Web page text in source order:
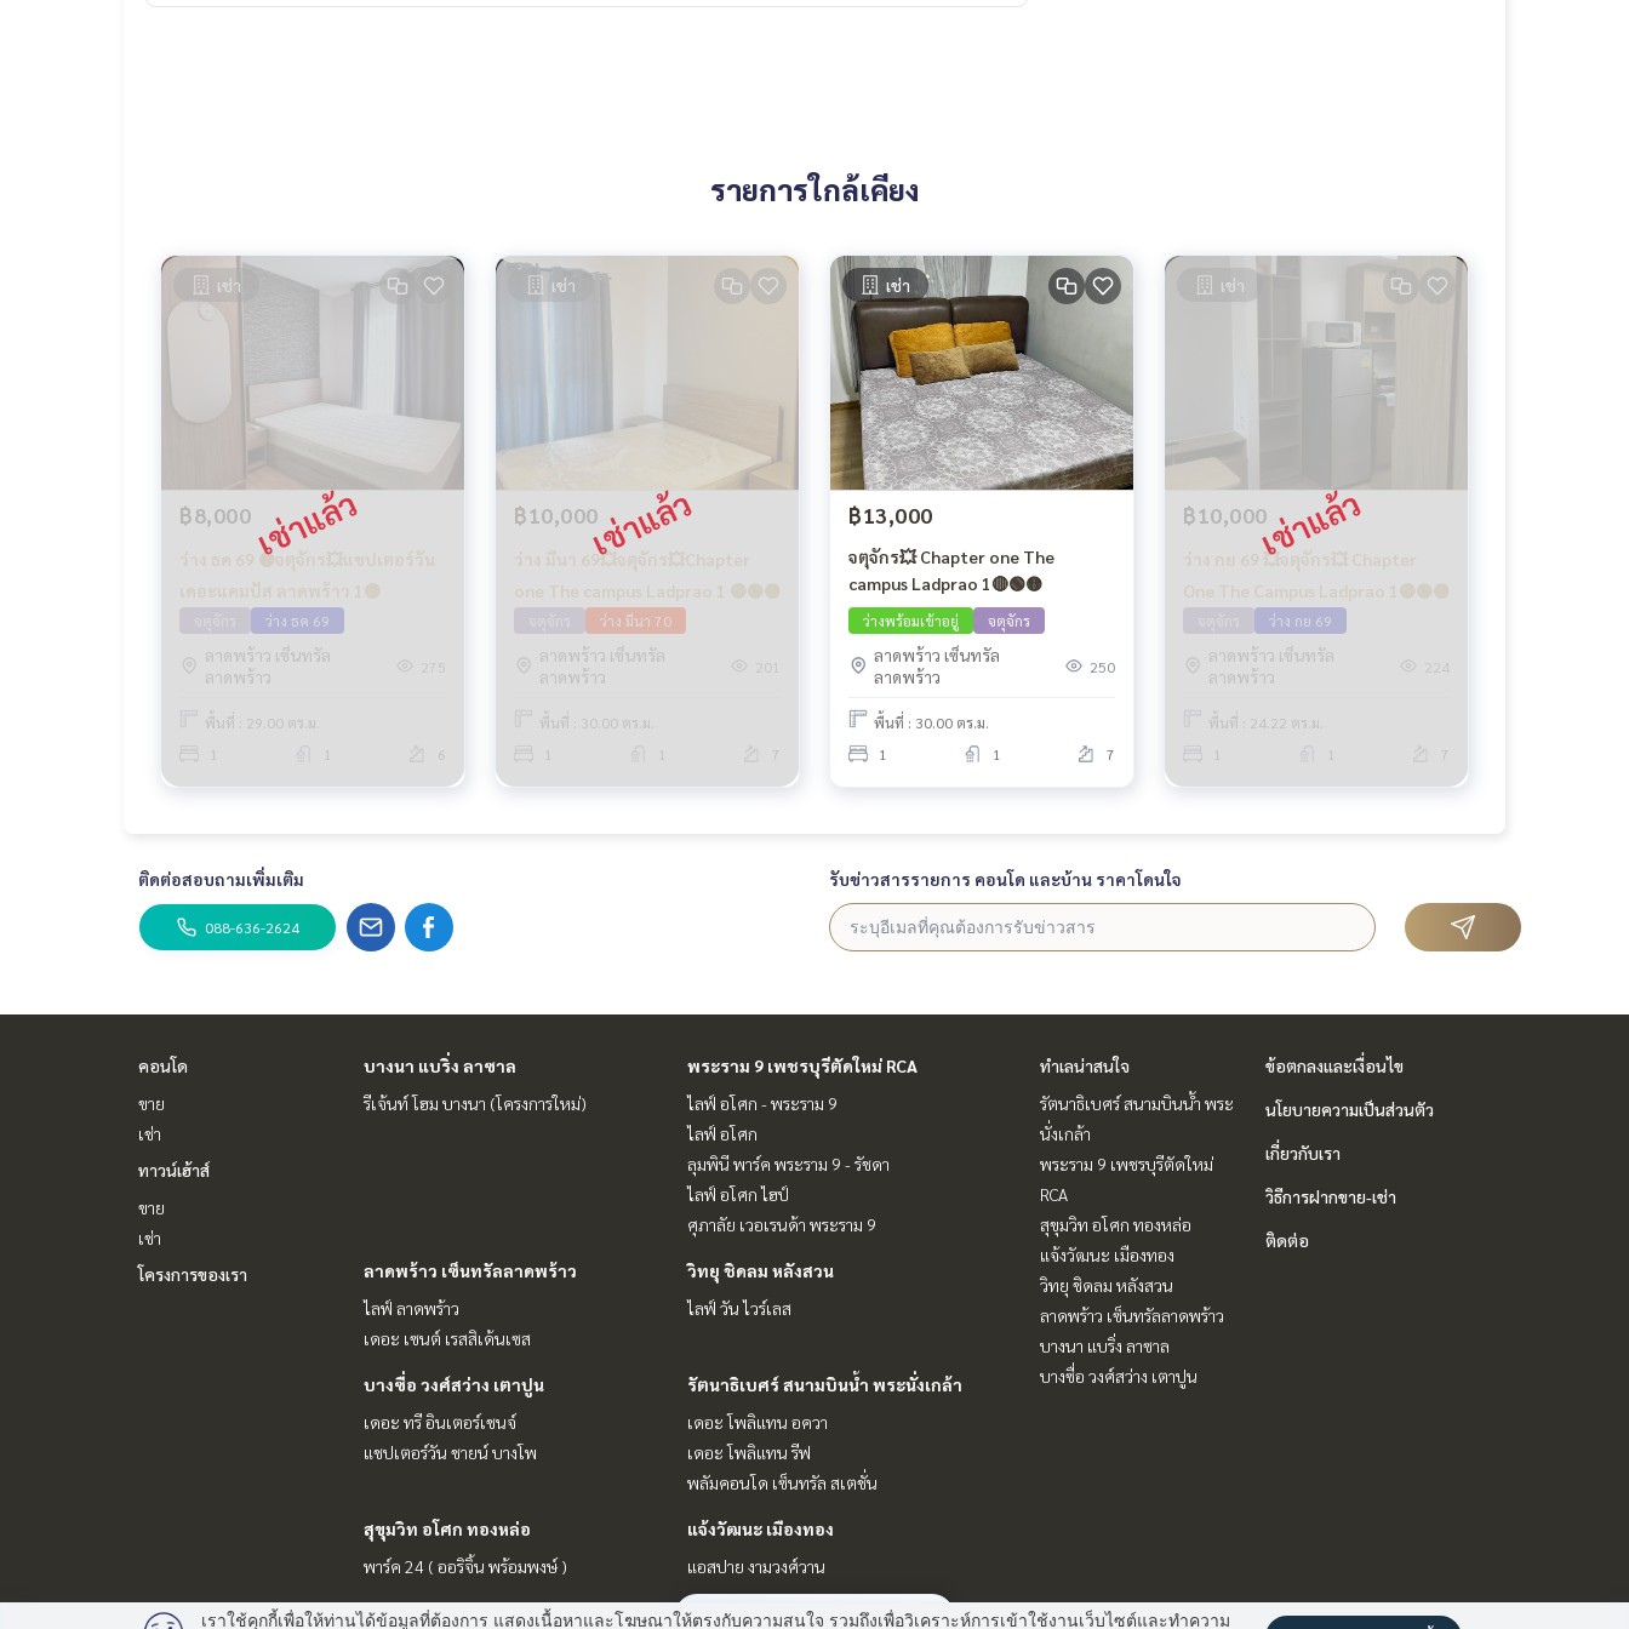
รายการใกล้เคียง
เช่า
฿8,000
ว่าง ธค 69 🟡จตุจักร💥แชปเตอร์วัน
เดอะแคมปัส ลาดพร้าว 1🔴
ว่าง ธค 69
ลาดพร้าว เซ็นทรัล
ลาดพร้าว
275
พื้นที่ : 29.00 ตร.ม.
1
1 6
เช่า
฿10,000
ว่าง มีนา 69💥จตุจักร💥Chapter
one The campus Ladprao 1 🔴🟢🟡
ว่าง มีนา 70
ลาดพร้าว เซ็นทรัล
ลาดพร้าว
201
พื้นที่ : 30.00 ตร.ม.
1
1 7
เช่า
฿13,000
จตุจักร💥 Chapter one The
campus Ladprao 1🔴🟢🟡
ว่างพร้อมเข้าอยู่ จตุจักร
ลาดพร้าว เซ็นทรัล
ลาดพร้าว
250
พื้นที่ : 30.00 ตร.ม.
1
1 7
เช่า
฿10,000
ว่าง กย 69 💥จตุจักร💥 Chapter
One The Campus Ladprao 1🔴🟢🟡
ว่าง กย 69
ลาดพร้าว เซ็นทรัล
ลาดพร้าว
224
พื้นที่ : 24.22 ตร.ม.
1
1 7
มี2คนกำลังดูประกาศนี้
ติดต่อสอบถามเพิ่มเติม
088-636-2624
รับข่าวสารรายการ คอนโด และบ้าน ราคาโดนใจ
คอนโด
ขาย
เช่า
ทาวน์เฮ้าส์
ขาย
เช่า
โครงการของเรา
บางนา แบริ่ง ลาซาล
รีเจ้นท์ โฮม บางนา (โครงการใหม่)
พระราม 9 เพชรบุรีตัดใหม่ RCA
ไลฟ์ อโศก - พระราม 9
ไลฟ์ อโศก
ลุมพินี พาร์ค พระราม 9 - รัชดา
ไลฟ์ อโศก ไฮป์
ศุภาลัย เวอเรนด้า พระราม 9
ลาดพร้าว เซ็นทรัลลาดพร้าว
ไลฟ์ ลาดพร้าว
เดอะ เซนต์ เรสสิเด้นเซส
วิทยุ ชิดลม หลังสวน
ไลฟ์ วัน ไวร์เลส
บางซื่อ วงศ์สว่าง เตาปูน
เดอะ ทรี อินเตอร์เชนจ์
แชปเตอร์วัน ชายน์ บางโพ
รัตนาธิเบศร์ สนามบินน้ำ พระนั่งเกล้า
เดอะ โพลิแทน อควา
เดอะ โพลิแทน รีฟ
พลัมคอนโด เซ็นทรัล สเตชั่น
สุขุมวิท อโศก ทองหล่อ
พาร์ค 24 ( ออริจิ้น พร้อมพงษ์ )
แจ้งวัฒนะ เมืองทอง
แอสปาย งามวงศ์วาน
ทำเลน่าสนใจ
รัตนาธิเบศร์ สนามบินน้ำ พระ
นั่งเกล้า
พระราม 9 เพชรบุรีตัดใหม่
RCA
สุขุมวิท อโศก ทองหล่อ
แจ้งวัฒนะ เมืองทอง
วิทยุ ชิดลม หลังสวน
ลาดพร้าว เซ็นทรัลลาดพร้าว
บางนา แบริ่ง ลาซาล
บางซื่อ วงศ์สว่าง เตาปูน
ข้อตกลงและเงื่อนไข
นโยบายความเป็นส่วนตัว
เกี่ยวกับเรา
วิธีการฝากขาย-เช่า
ติดต่อ
เราใช้คุกกี้เพื่อให้ท่านได้ข้อมูลที่ต้องการ แสดงเนื้อหาและโฆษณาให้ตรงกับความสนใจ รวมถึงเพื่อวิเคราะห์การเข้าใช้งานเว็บไซต์และทำความ